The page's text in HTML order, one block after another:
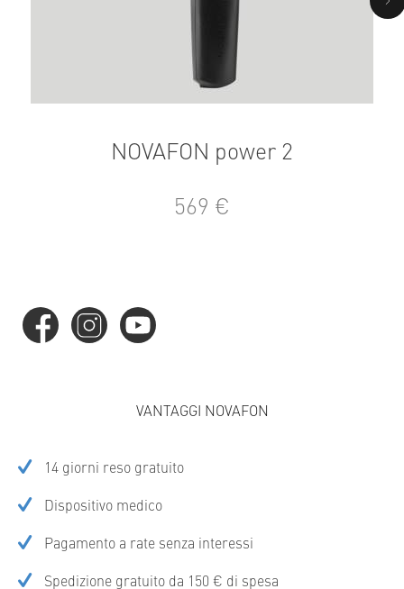
NOVAFON power 2
569 €
VANTAGGI NOVAFON
14 giorni reso gratuito
Dispositivo medico
Pagamento a rate senza interessi
Spedizione gratuito da 150 € di spesa